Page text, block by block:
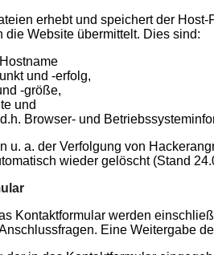
erhebt und speichert der
die Website übermittelt. Dies sind:
und -erfolg,
-größe,
und
Browser- und
u. a. der Verfolgung von
wieder gelöscht (Stand
Kontaktformular werden
Eine Weitergabe